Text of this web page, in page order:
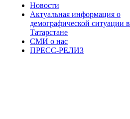
Новости
Актуальная информация о
демографической ситуации в
Татарстане
СМИ о нас
ПРЕСС-РЕЛИЗ